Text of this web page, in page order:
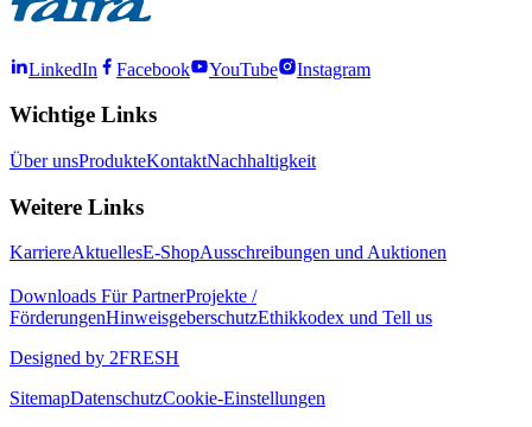
LinkedIn Facebook YouTube Instagram
Wichtige Links
Über unsProdukteKontaktNachhaltigkeit
Weitere Links
KarriereAktuellesE-ShopAusschreibungen und Auktionen
Downloads Für PartnerProjekte /
FörderungenHinweisgeberschutzEthikkodex und Tell us
Designed by 2FRESH
SitemapDatenschutzCookie-Einstellungen